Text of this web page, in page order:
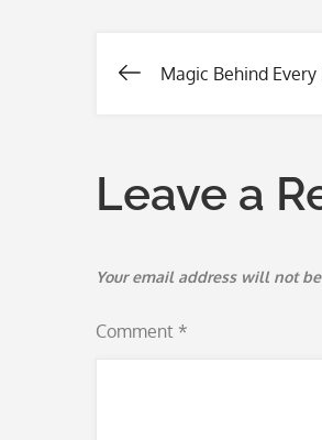
PostMagic Behind
Leave a
Your email address will not
Comment *